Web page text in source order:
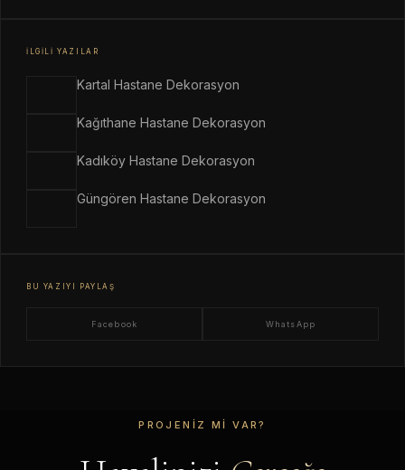
İLGILI YAZILAR
Kartal Hastane Dekorasyon
Kağıthane Hastane Dekorasyon
Kadıköy Hastane Dekorasyon
Güngören Hastane Dekorasyon
BU YAZIYI PAYLAŞ
Facebook WhatsApp
PROJENIZ MI VAR?